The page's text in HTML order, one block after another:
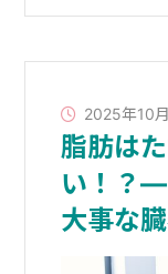
2025年10
脂肪は
い！？―
大事な